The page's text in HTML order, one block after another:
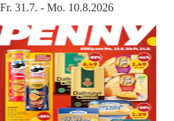
Fr. 31.7. - Mo. 10.8.2026